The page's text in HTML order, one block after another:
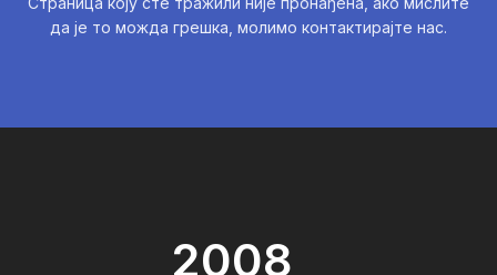
да је то можда грешка, молимо контактирајте нас.
2008